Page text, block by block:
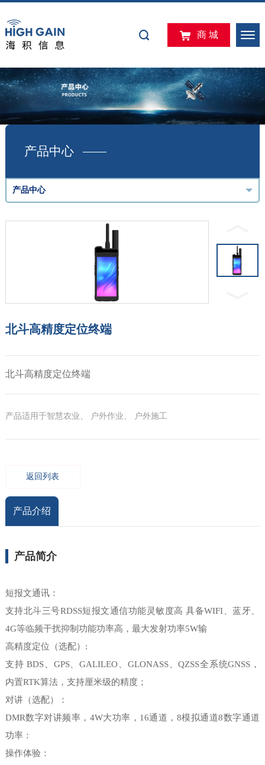
商 城
产品中心
产品中心
北斗高精度定位终端
北斗高精度定位终端
产品适用于智慧农业、 户外作业、 户外施工
返回列表
产品介绍
产品简介
短报文通讯：
支持北斗三号RDSS短报文通信功能灵敏度高 具备WIFI、蓝牙、
4G等临频干扰抑制功能功率高，最大发射功率5W输
高精度定位（选配）:
⽀持 BDS、GPS、GALILEO、GLONASS、QZSS全系统GNSS，
内置RTK算法，支持厘⽶级的精度；
对讲（选配）：
DMR数字对讲频率，4W大功率，16通道，8模拟通道8数字通道
功率：
操作体验：